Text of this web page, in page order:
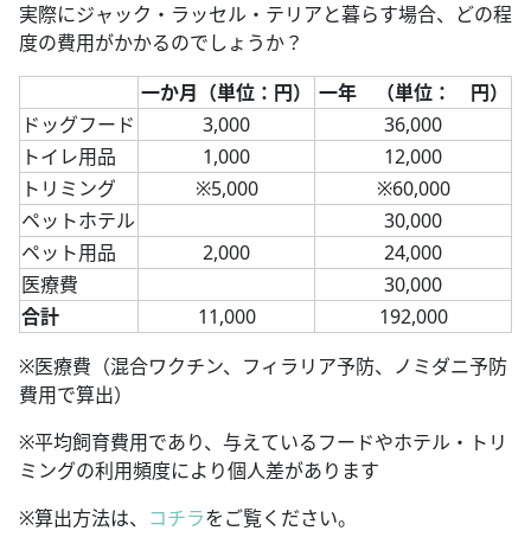
実際にジャック・ラッセル・テリアと暮らす場合、どの程
度の費用がかかるのでしょうか？
一か月（単位：円）
一年 （単位： 円）
ドッグフード
3,000
36,000
トイレ用品
1,000
12,000
トリミング
※5,000
※60,000
ペットホテル
30,000
ペット用品
2,000
24,000
医療費
30,000
合計
11,000
192,000
※医療費（混合ワクチン、フィラリア予防、ノミダニ予防
費用で算出）
※平均飼育費用であり、与えているフードやホテル・トリ
ミングの利用頻度により個人差があります
※算出方法は、 コチラをご覧ください。